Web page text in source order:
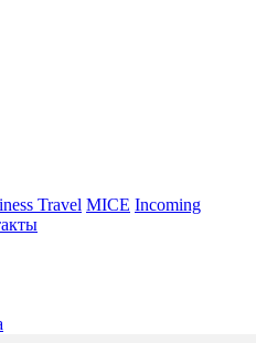
Travel MICE Incoming